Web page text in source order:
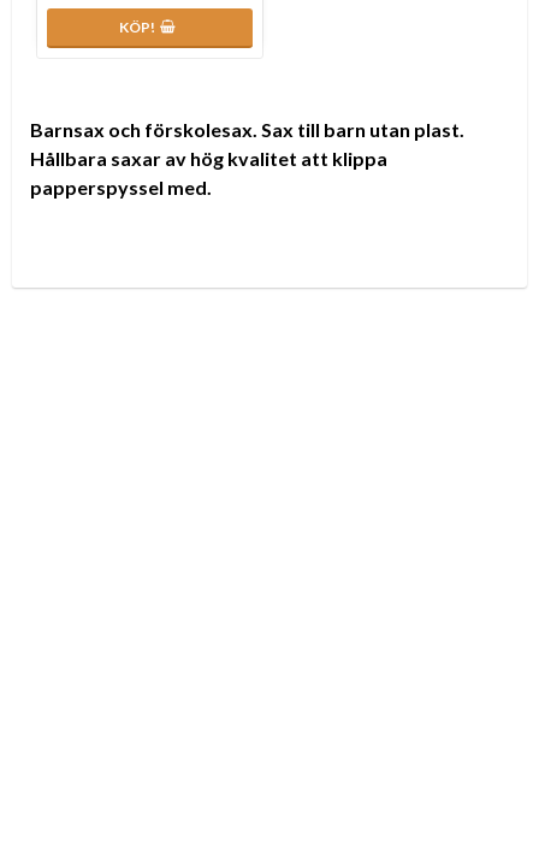
KÖP!
Barnsax och förskolesax. Sax till barn utan plast.
Hållbara saxar av hög kvalitet att klippa
papperspyssel med.